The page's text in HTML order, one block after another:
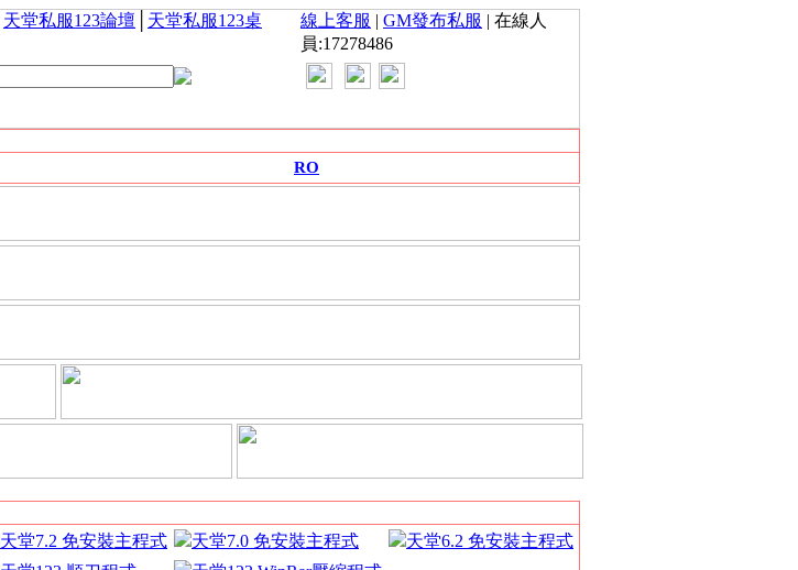
天堂私服123論壇
天堂私服123桌
線上客服 | GM發布私服 | 在線人
員:17278486
RO
天堂7.2 免安裝主程式 天堂7.0 免安裝主程式
天堂6.2 免安裝主程式